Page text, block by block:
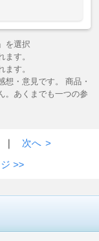
を選択
す。
す。
・意見です。 商品・
。あくまでも一つの参
｜ 次へ >
>>